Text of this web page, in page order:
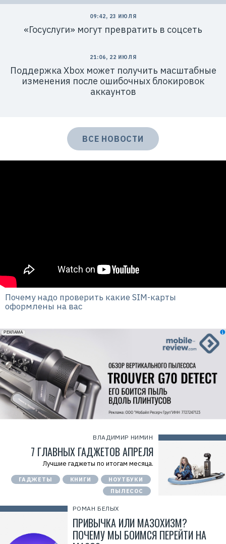
ВЛАДИМИР НИМИН
7 ГЛАВНЫХ ГАДЖЕТОВ АПРЕЛЯ
Лучшие гаджеты по итогам месяца.
ГАДЖЕТЫ КНИГИ
НОУТБУКИ
ПЫЛЕСОС
РОМАН БЕЛЫХ
ПРИВЫЧКА ИЛИ МАЗОХИЗМ?
ПОЧЕМУ МЫ БОИМСЯ ПЕРЕЙТИ НА
09:42, 23 ИЮЛЯ
«Госуслуги» могут превратить в соцсеть
21:06, 22 ИЮЛЯ
Поддержка Xbox может получить масштабные
изменения после ошибочных блокировок
аккаунтов
ВСЕ НОВОСТИ
Почему надо проверить какие SIM-карты
оформлены на вас
erid: 2VfnxxmNzs5
РЕКЛАМА